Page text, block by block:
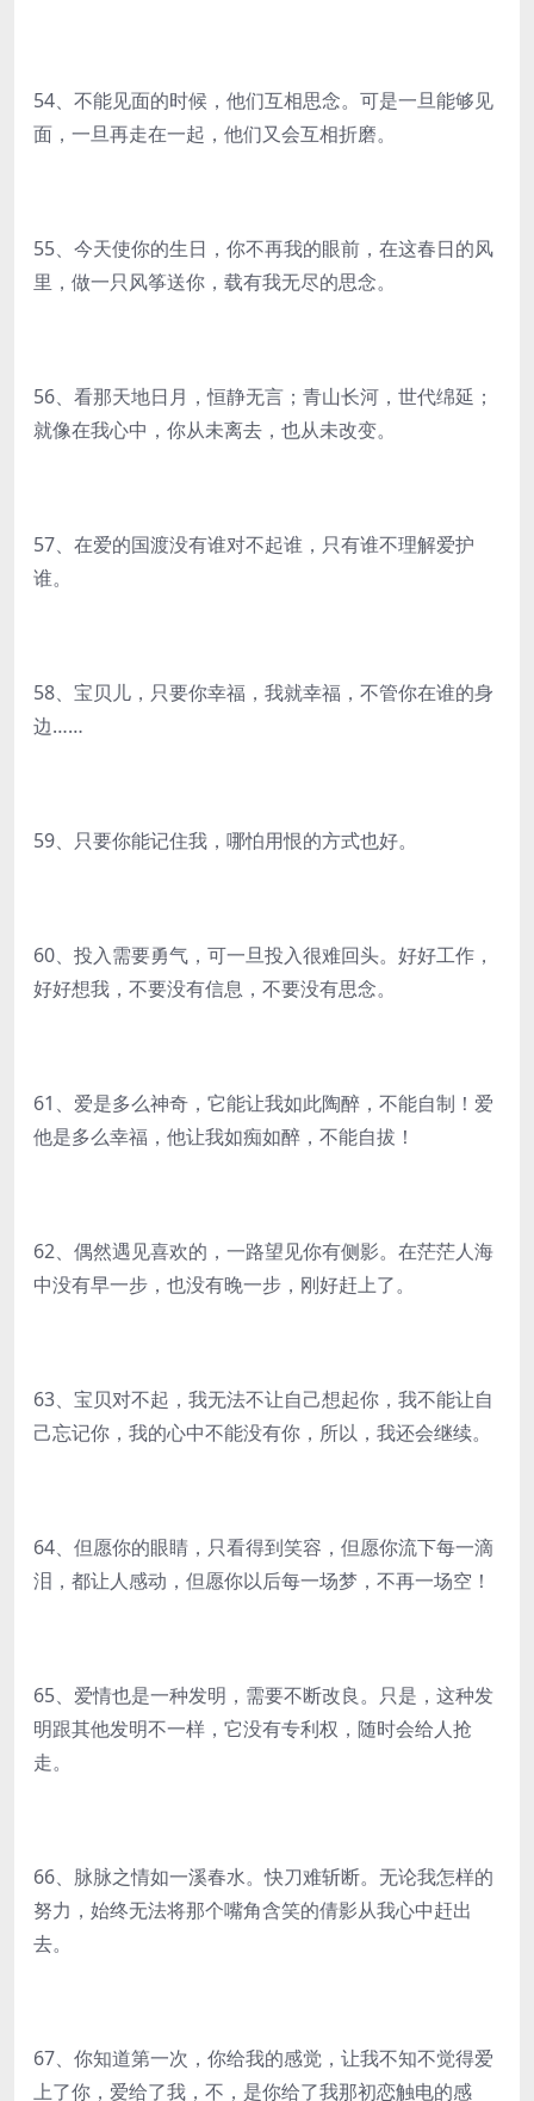
54、不能见面的时候，他们互相思念。可是一旦能够见
面，一旦再走在一起，他们又会互相折磨。
55、今天使你的生日，你不再我的眼前，在这春日的风
里，做一只风筝送你，载有我无尽的思念。
56、看那天地日月，恒静无言；青山长河，世代绵延；
就像在我心中，你从未离去，也从未改变。
57、在爱的国渡没有谁对不起谁，只有谁不理解爱护
谁。
58、宝贝儿，只要你幸福，我就幸福，不管你在谁的身
边……
59、只要你能记住我，哪怕用恨的方式也好。
60、投入需要勇气，可一旦投入很难回头。好好工作，
好好想我，不要没有信息，不要没有思念。
61、爱是多么神奇，它能让我如此陶醉，不能自制！爱
他是多么幸福，他让我如痴如醉，不能自拔！
62、偶然遇见喜欢的，一路望见你有侧影。在茫茫人海
中没有早一步，也没有晚一步，刚好赶上了。
63、宝贝对不起，我无法不让自己想起你，我不能让自
己忘记你，我的心中不能没有你，所以，我还会继续。
64、但愿你的眼睛，只看得到笑容，但愿你流下每一滴
泪，都让人感动，但愿你以后每一场梦，不再一场空！
65、爱情也是一种发明，需要不断改良。只是，这种发
明跟其他发明不一样，它没有专利权，随时会给人抢
走。
66、脉脉之情如一溪春水。快刀难斩断。无论我怎样的
努力，始终无法将那个嘴角含笑的倩影从我心中赶出
去。
67、你知道第一次，你给我的感觉，让我不知不觉得爱
上了你，爱给了我，不，是你给了我那初恋触电的感